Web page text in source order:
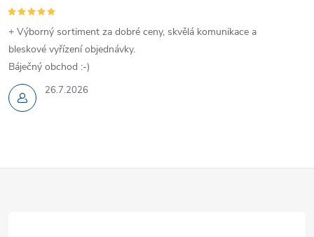
26.7.2026
+ Výborný sortiment za dobré ceny, skvělá komunikace a
bleskové vyřízení objednávky.
Báječný obchod :-)